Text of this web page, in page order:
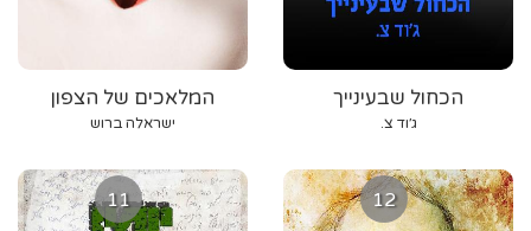
המלאכים של הצפון
ישראלה ברוש
הכחול שבעינייך
ג׳וד צ.
11 12